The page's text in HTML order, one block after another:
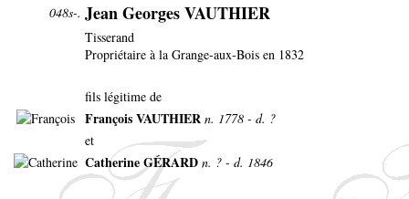
048s-. Jean Georges VAUTHIER
Tisserand
Propriétaire à la Grange-aux-Bois en 1832
fils légitime de
François VAUTHIER n. 1778 - d. ?
et
Catherine GÉRARD n. ? - d. 1846